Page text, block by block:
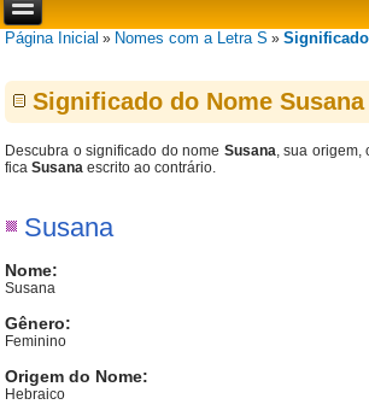
Página Inicial » Nomes com a Letra S »
Significado do Nome Susana
Descubra o significado do nome Susana, sua origem,
ficaSusana escrito ao contrário.
Susana
Nome:
Susana
Gênero:
Feminino
Origem do Nome:
Hebraico